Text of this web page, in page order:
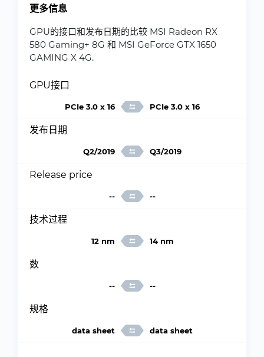
更多信息
GPU的接口和发布日期的比较 MSI Radeon RX
580 Gaming+ 8G 和 MSI GeForce GTX 1650
GAMING X 4G.
GPU接口
PCIe 3.0 x 16 PCIe 3.0 x 16
发布日期
Q2/2019 Q3/2019
Release price
-- --
技术过程
12 nm 14 nm
数
-- --
规格
data sheet data sheet